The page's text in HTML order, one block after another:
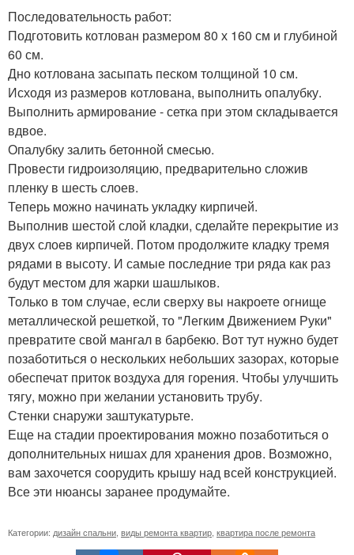
Последовательность работ:
Подготовить котлован размером 80 х 160 см и глубиной
60 см.
Дно котлована засыпать песком толщиной 10 см.
Исходя из размеров котлована, выполнить опалубку.
Выполнить армирование - сетка при этом складывается
вдвое.
Опалубку залить бетонной смесью.
Провести гидроизоляцию, предварительно сложив
пленку в шесть слоев.
Теперь можно начинать укладку кирпичей.
Выполнив шестой слой кладки, сделайте перекрытие из
двух слоев кирпичей. Потом продолжите кладку тремя
рядами в высоту. И самые последние три ряда как раз
будут местом для жарки шашлыков.
Только в том случае, если сверху вы накроете огнище
металлической решеткой, то "Легким Движением Руки"
превратите свой мангал в барбекю. Вот тут нужно будет
позаботиться о нескольких небольших зазорах, которые
обеспечат приток воздуха для горения. Чтобы улучшить
тягу, можно при желании установить трубу.
Стенки снаружи заштукатурьте.
Еще на стадии проектирования можно позаботиться о
дополнительных нишах для хранения дров. Возможно,
вам захочется соорудить крышу над всей конструкцией.
Все эти нюансы заранее продумайте.
Категории: дизайн спальни виды ремонта квартир квартира после ремонта